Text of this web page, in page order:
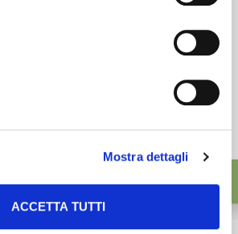
Mostra dettagli
ACCETTA TUTTI